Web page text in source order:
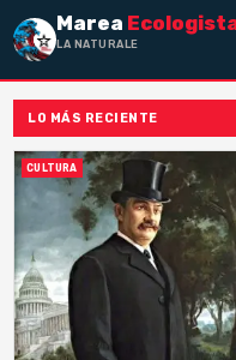
Marea
LA NATURALEZA N
LO MÁS RECIENTE
CULTURA